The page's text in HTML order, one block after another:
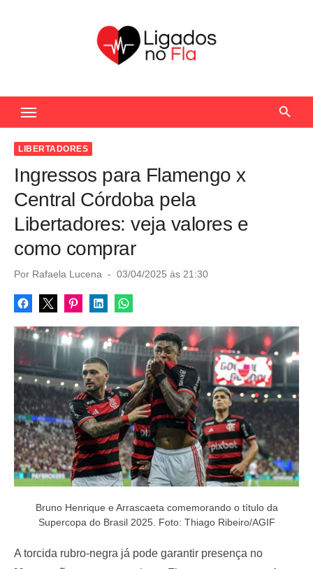
c
LIBERTADORES
Ingressos para Flamengo x
Central Córdoba pela
Libertadores: veja valores e
como comprar
Por Rafaela Lucena
P
s
t
d
o
03/04/2025 às 21:30
Bruno Henrique e Arrascaeta comemorando o título da
Supercopa do Brasil 2025. Foto: Thiago Ribeiro/AGIF
A torcida rubro-negra já pode garantir presença no